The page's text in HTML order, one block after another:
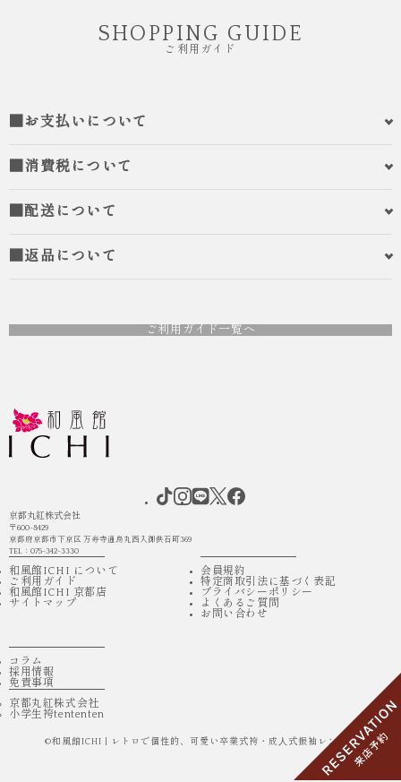
SHOPPING GUIDE
ご利用ガイド
■お支払いについて
■消費税について
■配送について
■返品について
ご利用ガイド一覧へ
京都丸紅株式会社
〒600-8429
京都府京都市下京区 万寿寺通烏丸西入御供石町369
TEL：075-342-3330
和風館ICHI について
ご利用ガイド
和風館ICHI 京都店
サイトマップ
会員規約
特定商取引法に基づく表記
プライバシーポリシー
よくあるご質問
お問い合わせ
コラム
採用情報
免責事項
京都丸紅株式会社
小学生袴tententen
©和風館ICHI | レトロで個性的、可愛い卒業式袴・成⼈式振袖レンタル